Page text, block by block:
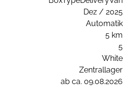
Dez / 2025
Automatik
5 km
5
White
Zentrallager
ab ca. 09.08.2026